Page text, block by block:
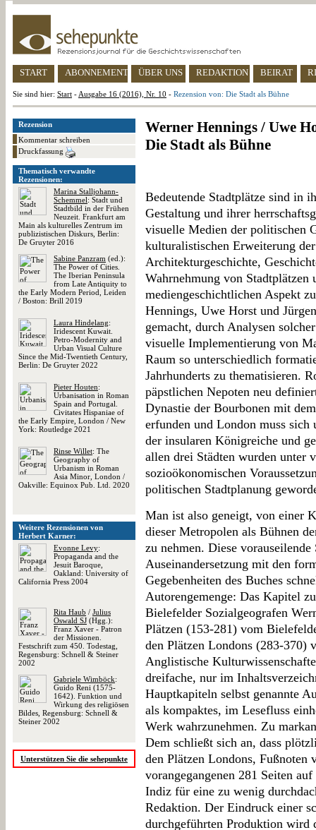
START ABONNEMENT ÜBER UNS REDAKTION BEIRAT
Sie sind hier: Start - Ausgabe 16 (2016), Nr. 10 - Rezension von: Die Stadt als Bühne
Rezension
Kommentar schreiben
Druckfassung
Thematisch verwandte
Rezensionen:
Marina Stalljohann-
Schemmel: Stadt und
Stadtbild in der Frühen
Neuzeit. Frankfurt am
Main als kulturelles Zentrum im
publizistischen Diskurs, Berlin:
De Gruyter 2016
Sabine Panzram (ed.):
The Power of Cities.
The Iberian Peninsula
from Late Antiquity to
the Early Modern Period, Leiden
/ Boston: Brill 2019
Laura Hindelang:
Iridescent Kuwait.
Petro-Modernity and
Urban Visual Culture
Since the Mid-Twentieth Century,
Berlin: De Gruyter 2022
Pieter Houten:
Urbanisation in Roman
Spain and Portugal.
Civitates Hispaniae of
the Early Empire, London / New
York: Routledge 2021
Rinse Willet: The
Geography of
Urbanism in Roman
Asia Minor, London /
Oakville: Equinox Pub. Ltd. 2020
Weitere Rezensionen von
Herbert Karner:
Evonne Levy:
Propaganda and the
Jesuit Baroque,
Oakland: University of
California Press 2004
Rita Haub / Julius
Oswald SJ (Hgg.):
Franz Xaver - Patron
der Missionen.
Festschrift zum 450. Todestag,
Regensburg: Schnell & Steiner
2002
Gabriele Wimböck:
Guido Reni (1575-
1642). Funktion und
Wirkung des religiösen
Bildes, Regensburg: Schnell &
Steiner 2002
Unterstützen Sie die sehepunkte
Werner Hennings / Uwe
Die Stadt als Bühne
Bedeutende Stadtplätze sind in
Gestaltung und ihrer
visuelle Medien der politischen
kulturalistischen Erweiterung
Architekturgeschichte,
Wahrnehmung von
mediengeschichtlichen Aspekt
Hennings, Uwe Horst und
gemacht, durch Analysen
visuelle Implementierung von
Raum so unterschiedlich
Jahrhunderts zu thematisieren.
päpstlichen Nepoten neu
Dynastie der Bourbonen mit
erfunden und London muss
der insularen Königreiche und
allen drei Städten wurden unter
sozioökonomischen
politischen Stadtplanung
Man ist also geneigt, von einer
dieser Metropolen als Bühnen
zu nehmen. Diese
Auseinandersetzung mit den
Gegebenheiten des Buches
Autorengemenge: Das Kapitel
Bielefelder Sozialgeografen
Plätzen (153-281) vom
den Plätzen Londons (283-370)
Anglistische
dreifache, nur im
Hauptkapiteln selbst genannte
als kompaktes, im Lesefluss
Werk wahrzunehmen. Zu
Dem schließt sich an, dass
den Plätzen Londons, Fußnoten
vorangegangenen 281 Seiten
Indiz für eine zu wenig
Redaktion. Der Eindruck einer
durchgeführten Produktion